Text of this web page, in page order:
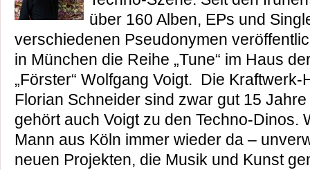
über 160 Alben, EPs und
verschiedenen Pseudonymen
in München die Reihe „Tune“ im Haus
„Förster“ Wolfgang Voigt. Die
Florian Schneider sind zwar gut 15
gehört auch Voigt zu den Techno-Dinos.
Mann aus Köln immer wieder da –
neuen Projekten, die Musik und Kunst